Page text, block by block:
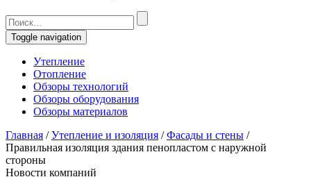
Toggle navigation
Утепление
Отопление
Обзоры технологий
Обзоры оборудования
Обзоры материалов
Главная /Утепление и изоляция /Фасады и стены /
Правильная изоляция здания пенопластом с наружной
стороны
Новости компаний